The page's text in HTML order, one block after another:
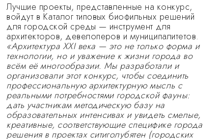
Лучшие проекты, представленные на конкурс,
войдут в Каталог типовых биофильных решений
для городской среды — инструмент для
архитекторов, девелоперов и муниципалитетов.
«Архитектура XXI века — это не только форма и
технологии, но и уважение к жизни города во
всём её многообразии. Мы разработали и
организовали этот конкурс, чтобы соединить
профессиональную архитектурную мысль с
реальными потребностями городской фауны:
дать участникам методическую базу на
образовательных интенсивах и увидеть смелые,
креативные, соответствующие специфике города
решения в проектах ситиголубятен (городских